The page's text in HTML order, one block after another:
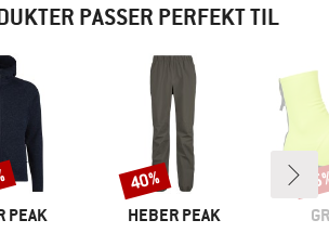
PASSER PERFEKT TIL
PEAK MÆRKE
HEBER PEAK
Rabat
40%